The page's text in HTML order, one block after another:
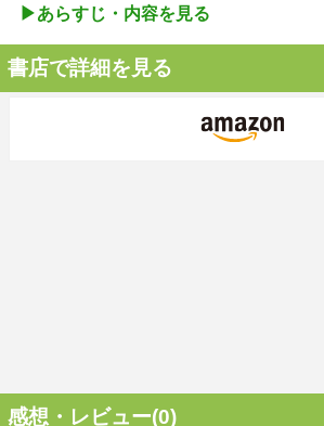
▶︎あらすじ・内容を見る
書店で詳細を見る
感想・レビュー(0)